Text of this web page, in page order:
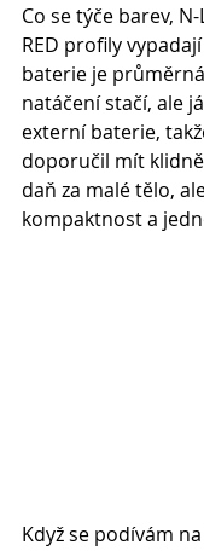
Co se týče barev,
RED profily
baterie je
natáčení stačí, ale
externí baterie,
doporučil mít
daň za malé tělo,
kompaktnost a
Když se podívám